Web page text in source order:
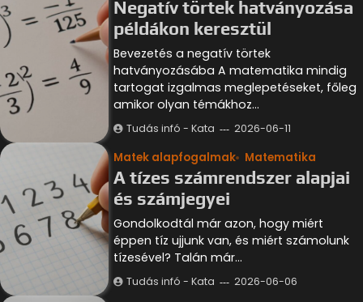
Negatív törtek hatványozása
példákon keresztül
Bevezetés a negatív törtek
hatványozásába A matematika mindig
tartogat izgalmas meglepetéseket, főleg
amikor olyan témákhoz…
Tudás infó - Kata 2026-06-11
Matek alapfogalmak Matematika
A tízes számrendszer alapjai
és számjegyei
Gondolkodtál már azon, hogy miért
éppen tíz ujjunk van, és miért számolunk
tízesével? Talán már…
Tudás infó - Kata 2026-06-06